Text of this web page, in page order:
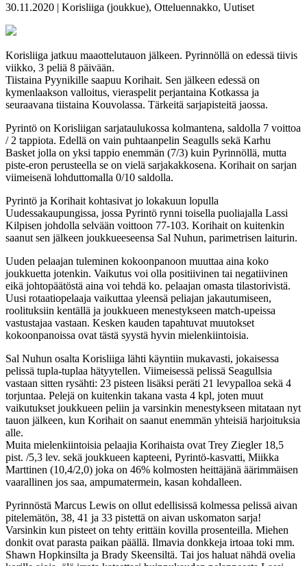
30.11.2020 | Korisliiga (joukkue), Otteluennakko, Uutiset
Korisliiga jatkuu maaottelutauon jälkeen. Pyrinnöllä on edessä tiivis
viikko, 3 peliä 8 päivään.
Tiistaina Pyynikille saapuu Korihait. Sen jälkeen edessä on
kymenlaakson valloitus, vieraspelit perjantaina Kotkassa ja
seuraavana tiistaina Kouvolassa. Tärkeitä sarjapisteitä jaossa.
Pyrintö on Korisliigan sarjataulukossa kolmantena, saldolla 7 voittoa
/ 2 tappiota. Edellä on vain puhtaanpelin Seagulls sekä Karhu
Basket jolla on yksi tappio enemmän (7/3) kuin Pyrinnöllä, mutta
piste-eron perusteella se on vielä sarjakakkosena. Korihait on sarjan
viimeisenä lohduttomalla 0/10 saldolla.
Pyrintö ja Korihait kohtasivat jo lokakuun lopulla
Uudessakaupungissa, jossa Pyrintö rynni toisella puoliajalla Lassi
Kilpisen johdolla selvään voittoon 77-103. Korihait on kuitenkin
saanut sen jälkeen joukkueeseensa Sal Nuhun, parimetrisen laiturin.
Uuden pelaajan tuleminen kokoonpanoon muuttaa aina koko
joukkuetta jotenkin. Vaikutus voi olla positiivinen tai negatiivinen
eikä johtopäätöstä aina voi tehdä ko. pelaajan omasta tilastorivistä.
Uusi rotaatiopelaaja vaikuttaa yleensä peliajan jakautumiseen,
roolituksiin kentällä ja joukkueen menestykseen match-upeissa
vastustajaa vastaan. Kesken kauden tapahtuvat muutokset
kokoonpanoissa ovat tästä syystä hyvin mielenkiintoisia.
Sal Nuhun osalta Korisliiga lähti käyntiin mukavasti, jokaisessa
pelissä tupla-tuplaa hätyytellen. Viimeisessä pelissä Seagullsia
vastaan sitten rysähti: 23 pisteen lisäksi peräti 21 levypalloa sekä 4
torjuntaa. Pelejä on kuitenkin takana vasta 4 kpl, joten muut
vaikutukset joukkueen peliin ja varsinkin menestykseen mitataan nyt
tauon jälkeen, kun Korihait on saanut enemmän yhteisiä harjoituksia
alle.
Muita mielenkiintoisia pelaajia Korihaista ovat Trey Ziegler 18,5
pist. /5,3 lev. sekä joukkueen kapteeni, Pyrintö-kasvatti, Miikka
Marttinen (10,4/2,0) joka on 46% kolmosten heittäjänä äärimmäisen
vaarallinen jos saa, ampumatermein, kasan kohdalleen.
Pyrinnöstä Marcus Lewis on ollut edellisissä kolmessa pelissä aivan
pitelemätön, 38, 41 ja 33 pistettä on aivan uskomaton sarja!
Varsinkin kun pisteet on tehty erittäin kovilla prosenteilla. Miehen
donkit ovat parasta paikan päällä. Ilmavia donkkeja irtoaa toki mm.
Shawn Hopkinsilta ja Brady Skeensiltä. Tai jos haluat nähdä ovelia